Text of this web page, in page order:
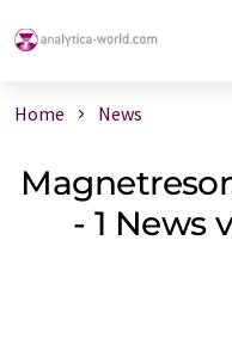
Home News
- 1 News